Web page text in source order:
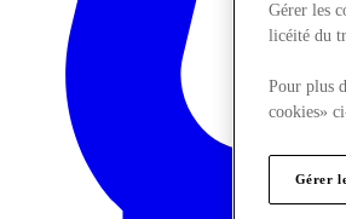
Gérer les
licéité du
Pour plus
cookies»
Gérer